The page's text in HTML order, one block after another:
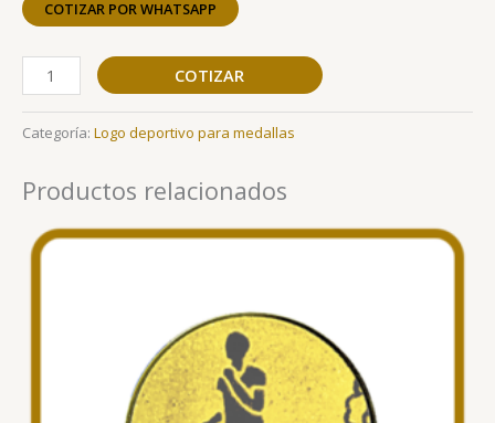
COTIZAR POR WHATSAPP
COTIZAR
Categoría: Logo deportivo para medallas
Productos relacionados